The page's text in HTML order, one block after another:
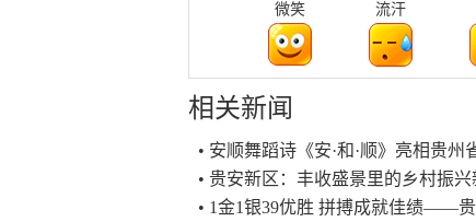
微笑 流汗
相关新闻
• 安顺舞蹈诗《安·和·顺》亮相贵
• 贵安新区：丰收盛景里的乡村振兴
• 1金1银39优胜 拼搏成就佳绩——